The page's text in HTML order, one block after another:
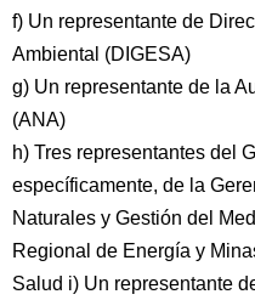
f) Un representante de
Ambiental (DIGESA)
g) Un representante de la
(ANA)
h) Tres representantes del
específicamente, de la
Naturales y Gestión del
Regional de Energía y
Salud i) Un representante